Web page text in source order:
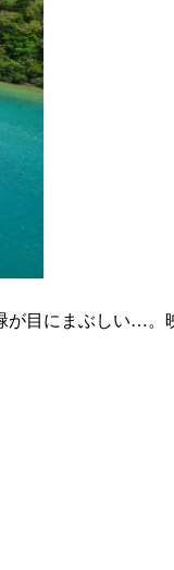
が目にまぶしい…。